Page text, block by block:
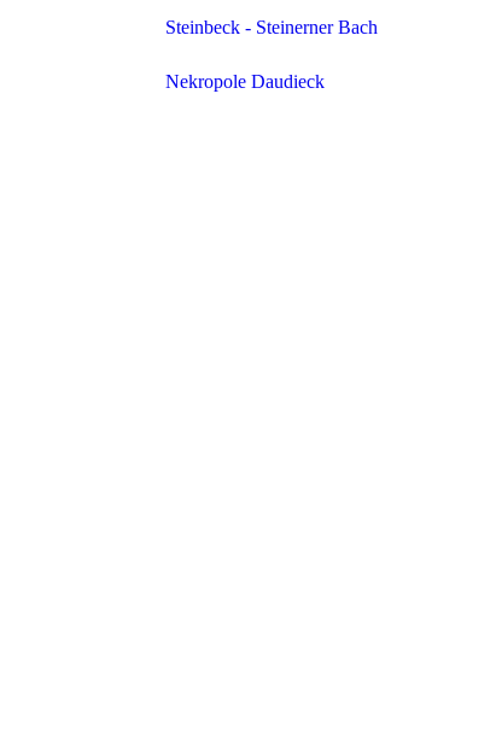
Steinbeck - Steinerner Bach
Nekropole Daudieck